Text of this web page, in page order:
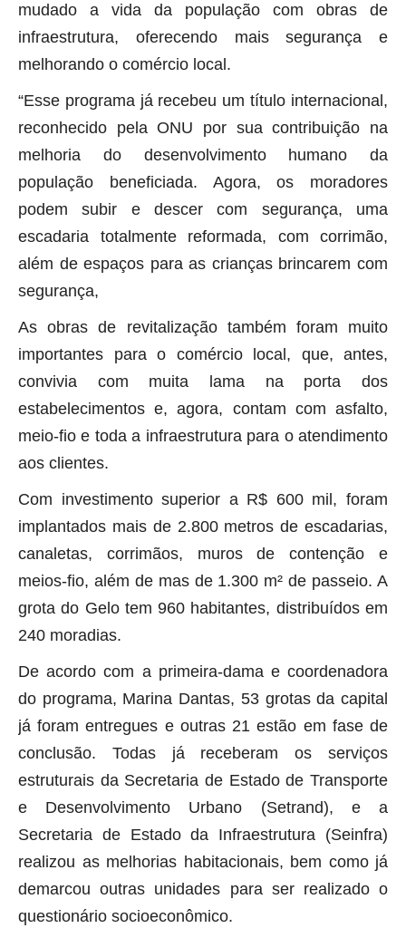
mudado a vida da população com obras de
infraestrutura, oferecendo mais segurança e
melhorando o comércio local.
“Esse programa já recebeu um título internacional,
reconhecido pela ONU por sua contribuição na
melhoria do desenvolvimento humano da
população beneficiada. Agora, os moradores
podem subir e descer com segurança, uma
escadaria totalmente reformada, com corrimão,
além de espaços para as crianças brincarem com
segurança,
As obras de revitalização também foram muito
importantes para o comércio local, que, antes,
convivia com muita lama na porta dos
estabelecimentos e, agora, contam com asfalto,
meio-fio e toda a infraestrutura para o atendimento
aos clientes.
Com investimento superior a R$ 600 mil, foram
implantados mais de 2.800 metros de escadarias,
canaletas, corrimãos, muros de contenção e
meios-fio, além de mas de 1.300 m² de passeio. A
grota do Gelo tem 960 habitantes, distribuídos em
240 moradias.
De acordo com a primeira-dama e coordenadora
do programa, Marina Dantas, 53 grotas da capital
já foram entregues e outras 21 estão em fase de
conclusão. Todas já receberam os serviços
estruturais da Secretaria de Estado de Transporte
e Desenvolvimento Urbano (Setrand), e a
Secretaria de Estado da Infraestrutura (Seinfra)
realizou as melhorias habitacionais, bem como já
demarcou outras unidades para ser realizado o
questionário socioeconômico.